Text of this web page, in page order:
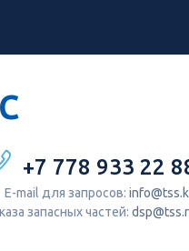
+7 778 933 22
Е-mail для запросов:
запасных частей: